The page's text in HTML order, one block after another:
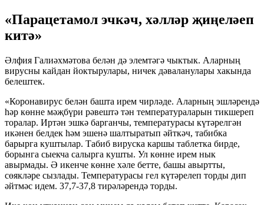
«Парацетамол эчкәч, хәлләр җиңеләеп
китә»
Әлфия Галиәхмәтова белән дә элемтәгә чыктык. Аларның
вирусны кайдан йоктырулары, ничек дәваланулары хакында
белештек.
«Коронавирус белән башта ирем чирләде. Аларның эшләрендә
һәр көнне мәҗбүри рәвештә тән температураларын тикшереп
торалар. Иртән эшкә барганчы, температурасы күтәрелгән
икәнен белдек һәм эшенә шалтыратып әйткәч, табибка
барырга куштылар. Табиб вируска каршы таблетка бирде,
борынга сыекча салырга кушты. Ул көнне ирем нык
авырмады. Ә икенче көнне хәле бетте, башы авыртты,
сөякләре сызлады. Температурасы гел күтәрелеп торды дип
әйтмәс идем. 37,7-37,8 тирәләрендә торды.